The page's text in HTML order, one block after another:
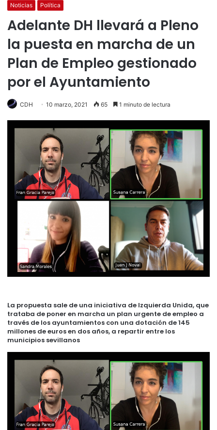
Noticias Política
Adelante DH llevará a Pleno
la puesta en marcha de un
Plan de Empleo gestionado
por el Ayuntamiento
CDH 10 marzo, 2021 65 1 minuto de lectura
La propuesta sale de una iniciativa de Izquierda Unida, que
trataba de poner en marcha un plan urgente de empleo a
través de los ayuntamientos con una dotación de 145
millones de euros en dos años, a repartir entre los
municipios sevillanos